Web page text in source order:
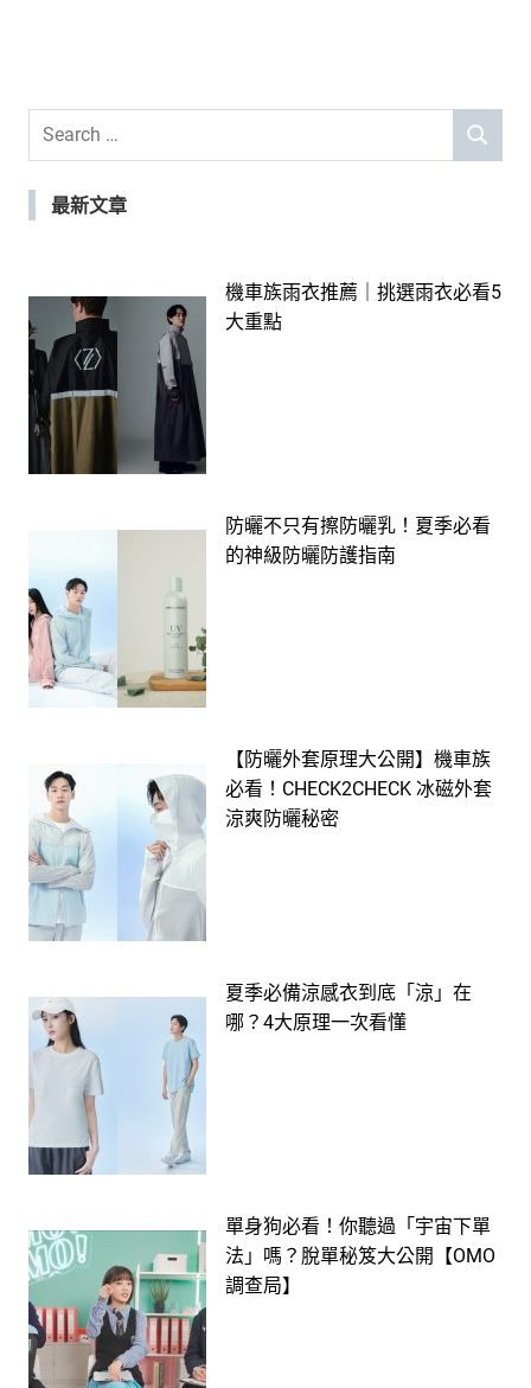
Search
SEARCH
最新文章
機車族雨衣推薦｜挑選雨衣必看5
大重點
防曬不只有擦防曬乳！夏季必看
的神級防曬防護指南
【防曬外套原理大公開】機車族
必看！CHECK2CHECK 冰磁外套
涼爽防曬秘密
夏季必備涼感衣到底「涼」在
哪？4大原理一次看懂
單身狗必看！你聽過「宇宙下單
法」嗎？脫單秘笈大公開【OMO
調查局】